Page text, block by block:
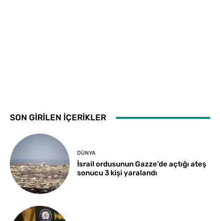
SON GİRİLEN İÇERİKLER
DÜNYA
İsrail ordusunun Gazze’de açtığı ateş
sonucu 3 kişi yaralandı